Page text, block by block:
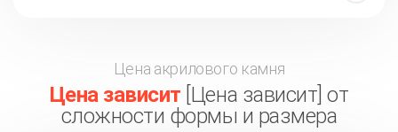
Цена акрилового камня
Цена зависит [Цена зависит] от
сложности формы и размера